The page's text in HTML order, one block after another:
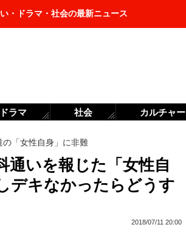
・ドラマ・社会の最新ニュース
の「女性自身」に非難
通いを報じた「女性自
デキなかったらどうす
2018/07/11 20:00
ドラマ 社会 カルチャー